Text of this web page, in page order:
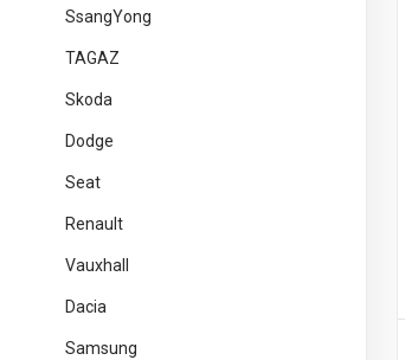
SsangYong
TAGAZ
Skoda
Dodge
Seat
Renault
Vauxhall
Dacia
Samsung